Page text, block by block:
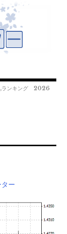
,ランキング 2026
ー